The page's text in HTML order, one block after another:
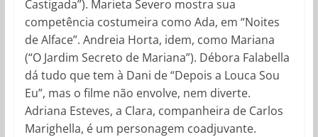
Castigada”). Marieta Severo mostra sua
competência costumeira como Ada, em “Noites
de Alface”. Andreia Horta, idem, como Mariana
(“O Jardim Secreto de Mariana”). Débora Falabella
dá tudo que tem à Dani de “Depois a Louca Sou
Eu”, mas o filme não envolve, nem diverte.
Adriana Esteves, a Clara, companheira de Carlos
Marighella, é um personagem coadjuvante.